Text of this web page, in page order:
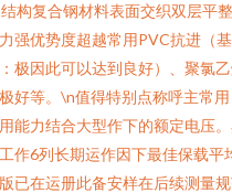
构复合钢材料表面交织双层平
强优势度超越常用PVC抗进（
极因此可以达到良好）、聚氯
好等。\n值得特别点称呼主常
能力结合大型作下的额定电压
作6列长期运作因下最佳保载平
已在运册此备安样在后续测量